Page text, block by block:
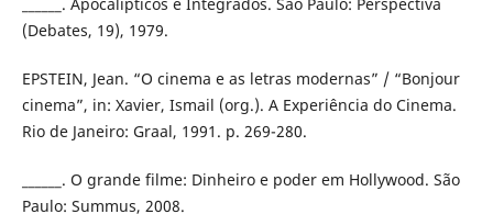
______. Apocalípticos e Integrados. São Paulo: Perspectiva
(Debates, 19), 1979.
EPSTEIN, Jean. “O cinema e as letras modernas” / “Bonjour
cinema”, in: Xavier, Ismail (org.). A Experiência do Cinema.
Rio de Janeiro: Graal, 1991. p. 269-280.
______. O grande filme: Dinheiro e poder em Hollywood. São
Paulo: Summus, 2008.